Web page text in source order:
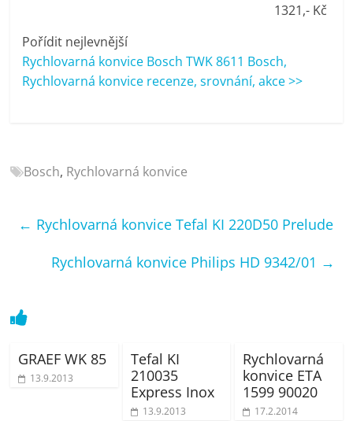
OK,
recenze,
pračky,
kávovary,
1321,- Kč
Pořídit nejlevnější
Rychlovarná konvice Bosch TWK 8611 Bosch,
Rychlovarná konvice recenze, srovnání, akce >>
Bosch, Rychlovarná konvice
← Rychlovarná konvice Tefal KI 220D50 Prelude
Rychlovarná konvice Philips HD 9342/01 →
GRAEF WK 85
13.9.2013
Tefal KI
210035
Express Inox
13.9.2013
Rychlovarná
konvice ETA
1599 90020
17.2.2014